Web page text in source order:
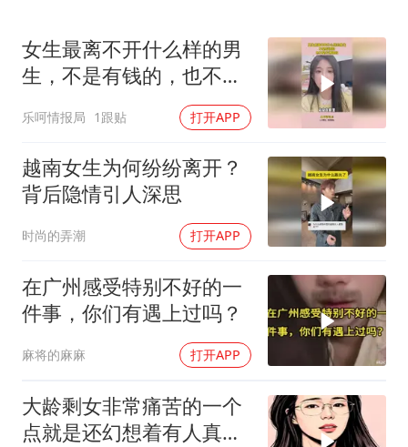
“今天得有40℃了吧 为啥还不预警”
立秋养生千万避开六大误区
河南：推进人事招录等领域问题整治
夯实基础开新局
女生最离不开什么样的男
生，不是有钱的，也不是
乐呵情报局 1跟贴 打开APP
越南女生为何纷纷离开？
背后隐情引人深思
时尚的弄潮 打开APP
在广州感受特别不好的一
件事，你们有遇上过吗？
麻将的麻麻 打开APP
大龄剩女非常痛苦的一个
点就是还幻想着有人真心